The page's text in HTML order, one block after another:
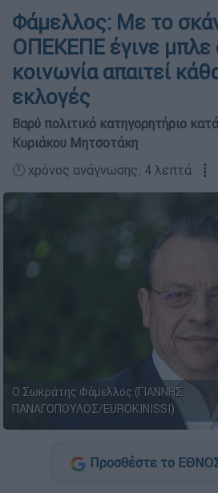
Φάμελλος: Με το
ΟΠΕΚΕΠΕ έγινε μπλε
κοινωνία απαιτεί
εκλογές
Βαρύ πολιτικό κατηγορητήριο
Κυριάκου Μητσοτάκη
🕛 χρόνος ανάγνωσης: 4 λεπτά ┋
Ο Σωκράτης Φάμελλος (ΓΙΑΝΝΗΣ
ΠΑΝΑΓΟΠΟΥΛΟΣ/EUROKINISSI)
Προσθέστε το